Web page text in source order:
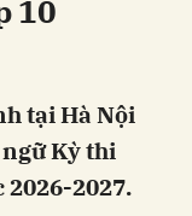
10
tại Hà Nội
Kỳ thi
2026-2027.
Gửi